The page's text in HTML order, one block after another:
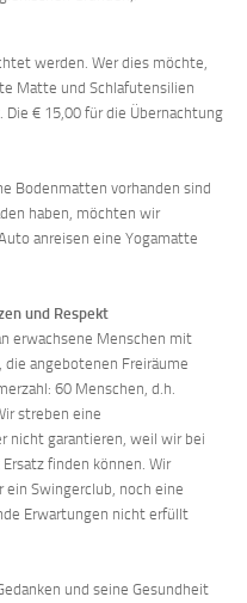
werden. Wer dies möchte,
Matte und Schlafutensilien
€ 15,00 für die Übernachtung
Bodenmatten vorhanden sind
haben, möchten wir
anreisen eine Yogamatte
und Respekt
erwachsene Menschen mit
angebotenen Freiräume
60 Menschen, d.h.
streben eine
nicht garantieren, weil wir bei
finden können. Wir
Swingerclub, noch eine
Erwartungen nicht erfüllt
und seine Gesundheit